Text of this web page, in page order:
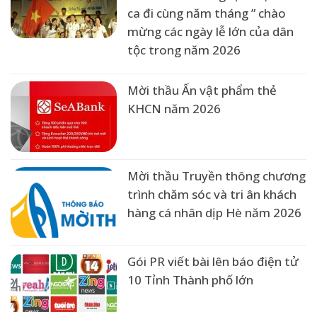
ca đi cùng năm tháng ” chào
mừng các ngày lễ lớn của dân
tộc trong năm 2026
Mời thầu Ấn vật phẩm thẻ
KHCN năm 2026
Mời thầu Truyền thông chương
trình chăm sóc và tri ân khách
hàng cá nhân dịp Hè năm 2026
Gói PR viết bài lên báo điện tử
10 Tỉnh Thành phố lớn